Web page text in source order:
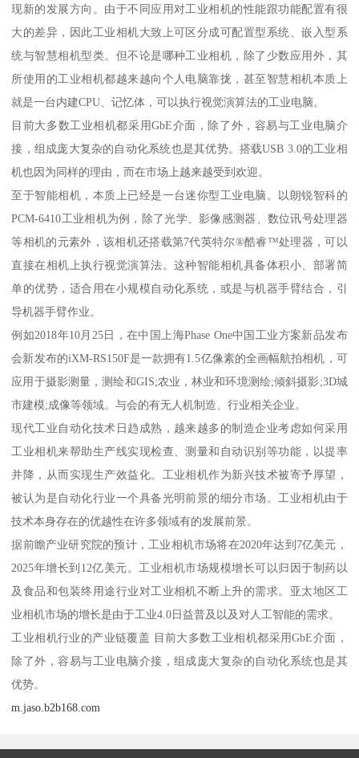
现新的发展方向。由于不同应用对工业相机的性能跟功能配置有很
大的差异，因此工业相机大致上可区分成可配置型系统、嵌入型系
统与智慧相机型类。但不论是哪种工业相机，除了少数应用外，其
所使用的工业相机都越来越向个人电脑靠拢，甚至智慧相机本质上
就是一台内建CPU、记忆体，可以执行视觉演算法的工业电脑。
目前大多数工业相机都采用GbE介面，除了外，容易与工业电脑介
接，组成庞大复杂的自动化系统也是其优势。搭载USB 3.0的工业相
机也因为同样的理由，而在市场上越来越受到欢迎。
至于智能相机，本质上已经是一台迷你型工业电脑。以朗锐智科的
PCM-6410工业相机为例，除了光学、影像感测器、数位讯号处理器
等相机的元素外，该相机还搭载第7代英特尔®酷睿™处理器，可以
直接在相机上执行视觉演算法。这种智能相机具备体积小、部署简
单的优势，适合用在小规模自动化系统，或是与机器手臂结合，引
导机器手臂作业。
例如2018年10月25日，在中国上海Phase One中国工业方案新品发布
会新发布的iXM-RS150F是一款拥有1.5亿像素的全画幅航拍相机，可
应用于摄影测量，测绘和GIS;农业，林业和环境测绘;倾斜摄影;3D城
市建模;成像等领域。与会的有无人机制造、行业相关企业。
现代工业自动化技术日趋成熟，越来越多的制造企业考虑如何采用
工业相机来帮助生产线实现检查、测量和自动识别等功能，以提率
并降，从而实现生产效益化。工业相机作为新兴技术被寄予厚望，
被认为是自动化行业一个具备光明前景的细分市场。工业相机由于
技术本身存在的优越性在许多领域有的发展前景。
据前瞻产业研究院的预计，工业相机市场将在2020年达到7亿美元，
2025年增长到12亿美元。工业相机市场规模增长可以归因于制药以
及食品和包装终用途行业对工业相机不断上升的需求。亚太地区工
业相机市场的增长是由于工业4.0日益普及以及对人工智能的需求。
工业相机行业的产业链覆盖 目前大多数工业相机都采用GbE介面，
除了外，容易与工业电脑介接，组成庞大复杂的自动化系统也是其
优势。
m.jaso.b2b168.com